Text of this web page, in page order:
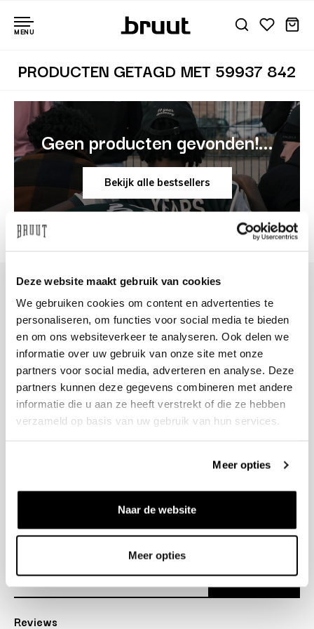
Deze website maakt gebruik van cookies
We gebruiken cookies om content en advertenties te
personaliseren, om functies voor social media te bieden
en om ons websiteverkeer te analyseren. Ook delen we
informatie over uw gebruik van onze site met onze
partners voor social media, adverteren en analyse. Deze
partners kunnen deze gegevens combineren met andere
informatie die u aan ze heeft verstrekt of die ze hebben
verzameld op basis van uw gebruik van hun services.
Meer opties
Naar de website
Meer opties
MENU
PRODUCTEN GETAGD MET 59937 842
Geen producten gevonden!...
Bekijk alle bestsellers
+31 23 205 2006
info@bruut.nl
Contact Formulier
Open tot 18:30
OPENINGSTIJDEN
Over ons
Reviews